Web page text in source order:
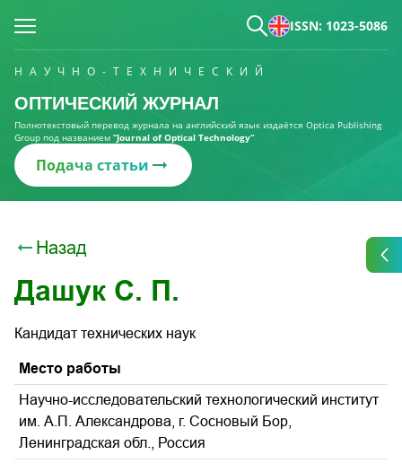
ISSN: 1023-5086
НАУЧНО-ТЕХНИЧЕСКИЙ
ОПТИЧЕСКИЙ ЖУРНАЛ
Полнотекстовый перевод журнала на английский язык издаётся Optica Publishing
Group под названием “Journal of Optical Technology“
Подача статьи
Назад
Дашук С. П.
Кандидат технических наук
Место работы
Научно-исследовательский технологический институт
им. А.П. Александрова, г. Сосновый Бор,
Ленинградская обл., Россия